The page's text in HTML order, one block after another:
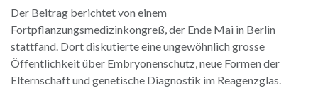
Der Beitrag berichtet von einem
Fortpflanzungsmedizinkongreß, der Ende Mai in Berlin
stattfand. Dort diskutierte eine ungewöhnlich grosse
Öffentlichkeit über Embryonenschutz, neue Formen der
Elternschaft und genetische Diagnostik im Reagenzglas.